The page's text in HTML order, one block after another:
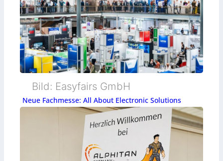
Bild: Easyfairs GmbH
Neue Fachmesse: All About Electronic Solutions